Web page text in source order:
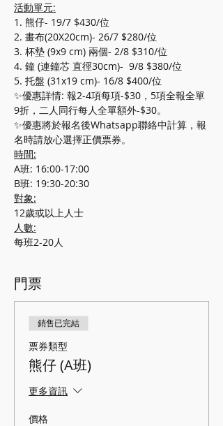
活動單元:
1. 熊仔- 19/7 $430/位
2. 畫布(20X20cm)- 26/7 $280/位
3. 杯墊 (9x9 cm) 兩個- 2/8 $310/位
4. 鐘 (連鐘芯 直徑30cm)-  9/8 $380/位
5. 托盤 (31x19 cm)- 16/8 $400/位
✨優惠詳情: 報2-4項每項-$30，5項全報全單
9折，二人同行每人全單額外-$30。
✨優惠將於報名後Whatsapp聯絡中計算，報
名時請放心選擇正價票券。
時間:
A班: 16:00-17:00
B班: 19:30-20:30
對象:
12歲或以上人士
人數:
每班2-20人
門票
銷售已完結
票券類型
熊仔 (A班)
更多資訊
價格